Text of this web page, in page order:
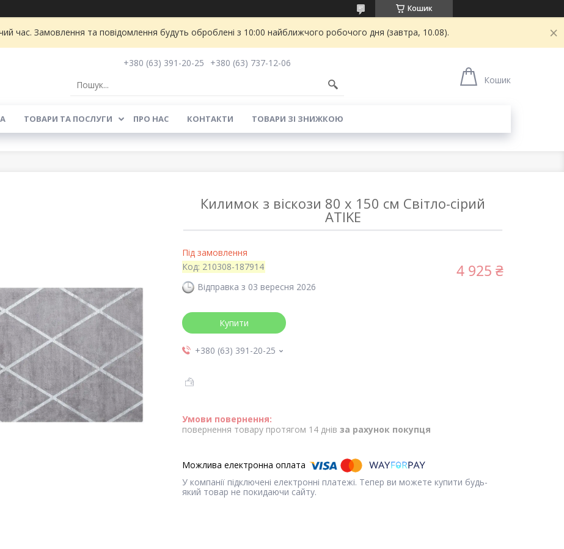
Кошик
час. Замовлення та повідомлення будуть оброблені з 10:00 найближчого робочого дня (завтра, 10.08).
+380 (63) 391-20-25
+380 (63) 737-12-06
Кошик
ТОВАРИ ТА ПОСЛУГИ ПРО НАС КОНТАКТИ ТОВАРИ ЗІ ЗНИЖКОЮ
Килимок з віскози 80 x 150 см Світло-сірий
ATIKE
Під замовлення
Код: 210308-187914
Відправка з 03 вересня 2026
4 925 ₴
Купити
+380 (63) 391-20-25
повернення товару протягом 14 днів за рахунок покупця
У компанії підключені електронні платежі. Тепер ви можете купити будь-
який товар не покидаючи сайту.